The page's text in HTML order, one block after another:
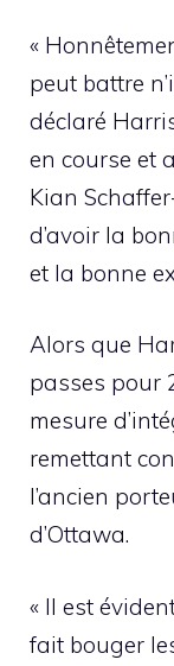
«
peut battre
déclaré
en course et
Kian
d’avoir la
et la bonne
Alors que
passes pour
mesure
remettant
l’ancien
d’Ottawa.
« Il est
fait bouger